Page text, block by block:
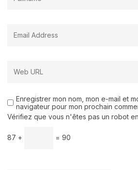
Enregistrer mon nom, mon e-mail et
navigateur pour mon prochain
Vérifiez que vous n'êtes pas un robot
87 + = 90